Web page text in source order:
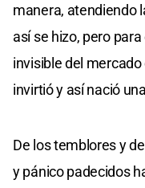
manera, atendiendo
así se hizo, pero
invisible del
invirtió y así nació
De los temblores y
y pánico padecidos